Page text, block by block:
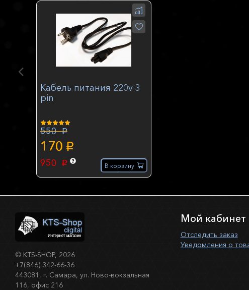
Кабель питания 220v 3
pin
550 p
170 p
950 p В корзину
© KTS-SHOP, 2026
+7(846) 342-66-36
443081, г. Самара, ул. Ново-вокзальная
116, офис 216
Мой кабинет
Отследить заказ
Уведомления о